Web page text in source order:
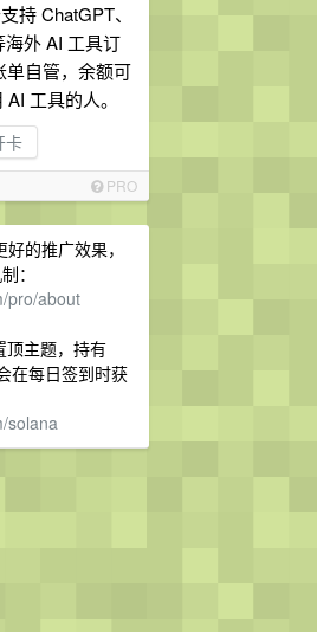
持 ChatGPT、
外 AI 工具订
单自管，余额可
工具的人。
卡
PRO
的推广效果，
：
pro/about
顶主题，持有
在每日签到时获
solana